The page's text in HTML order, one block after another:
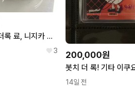
(일괄) 봇치더록 료, 니지카 누이
3 200,000원
14일 전